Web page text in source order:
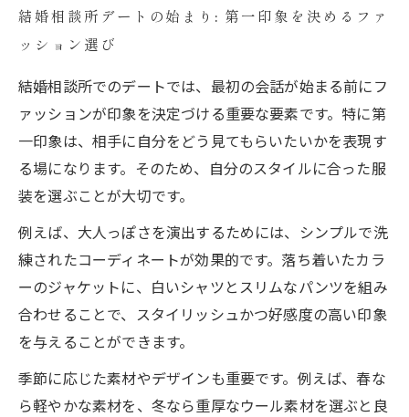
成功するデートはファッションから: 良い印象
を与えるために
素敵なご縁を築こう: 魅力的なデートスタイル
のまとめ
品川区で婚活をご検討中の皆様へ
結婚相談所デートの始まり: 第一印象を決めるファ
ッション選び
結婚相談所でのデートでは、最初の会話が始まる前にフ
ァッションが印象を決定づける重要な要素です。特に第
一印象は、相手に自分をどう見てもらいたいかを表現す
る場になります。そのため、自分のスタイルに合った服
装を選ぶことが大切です。
例えば、大人っぽさを演出するためには、シンプルで洗
練されたコーディネートが効果的です。落ち着いたカラ
ーのジャケットに、白いシャツとスリムなパンツを組み
合わせることで、スタイリッシュかつ好感度の高い印象
を与えることができます。
季節に応じた素材やデザインも重要です。例えば、春な
ら軽やかな素材を、冬なら重厚なウール素材を選ぶと良